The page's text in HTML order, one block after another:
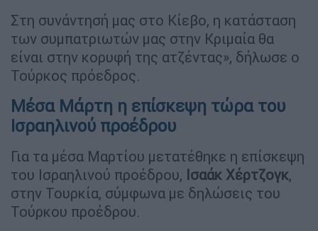
Στη συνάντησή μας στο Κίεβο, η κατάσταση
των συμπατριωτών μας στην Κριμαία θα
είναι στην κορυφή της ατζέντας», δήλωσε ο
Τούρκος πρόεδρος.
Μέσα Μάρτη η επίσκεψη τώρα του
Ισραηλινού προέδρου
Για τα μέσα Μαρτίου μετατέθηκε η επίσκεψη
του Ισραηλινού προέδρου, Ισαάκ Χέρτζογκ,
στην Τουρκία, σύμφωνα με δηλώσεις του
Τούρκου προέδρου.